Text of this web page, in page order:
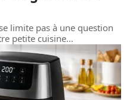
limite pas à une question
petite cuisine…